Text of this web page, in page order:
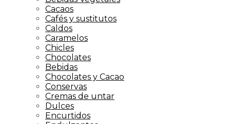
Cacaos
Cafés y sustitutos
Caldos
Caramelos
Chicles
Chocolates
Bebidas
Chocolates y Cacao
Conservas
Cremas de untar
Dulces
Encurtidos